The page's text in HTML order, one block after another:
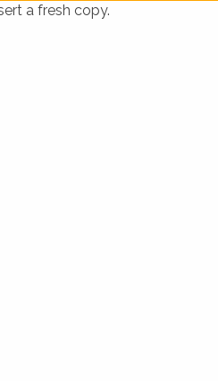
a fresh copy.